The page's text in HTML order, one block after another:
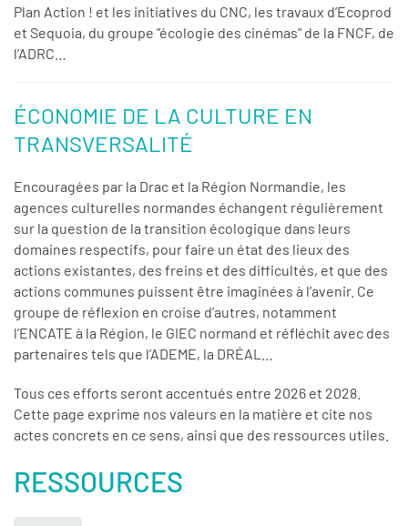
Plan Action ! et les initiatives du CNC, les travaux d’Ecoprod
et Sequoia, du groupe "écologie des cinémas" de la FNCF, de
l’ADRC…
ÉCONOMIE DE LA CULTURE EN
TRANSVERSALITÉ
Encouragées par la Drac et la Région Normandie, les
agences culturelles normandes échangent régulièrement
sur la question de la transition écologique dans leurs
domaines respectifs, pour faire un état des lieux des
actions existantes, des freins et des difficultés, et que des
actions communes puissent être imaginées à l’avenir. Ce
groupe de réflexion en croise d’autres, notamment
l’ENCATE à la Région, le GIEC normand et réfléchit avec des
partenaires tels que l’ADEME, la DRÉAL…
Tous ces efforts seront accentués entre 2026 et 2028.
Cette page exprime nos valeurs en la matière et cite nos
actes concrets en ce sens, ainsi que des ressources utiles.
RESSOURCES